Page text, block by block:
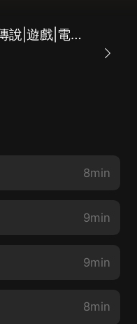
絕地求生之狙神傳說|遊戲|電子競技|技術流|熱血|AI專輯
8min
9min
9min
8min